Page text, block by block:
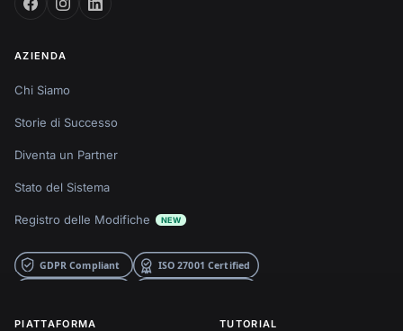
AZIENDA
Chi Siamo
Storie di Successo
Diventa un Partner
Stato del Sistema
Registro delle Modifiche NEW
PIATTAFORMA TUTORIAL